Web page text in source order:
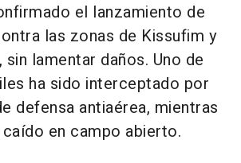
el lanzamiento de
las zonas de Kissufim y
sin lamentar daños. Uno de
ha sido interceptado por
defensa antiaérea, mientras
en campo abierto.